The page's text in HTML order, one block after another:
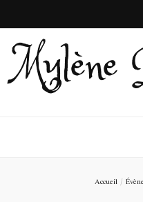
Mylène
Accueil/